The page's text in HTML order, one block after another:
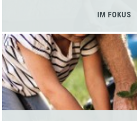
IM FOKUS